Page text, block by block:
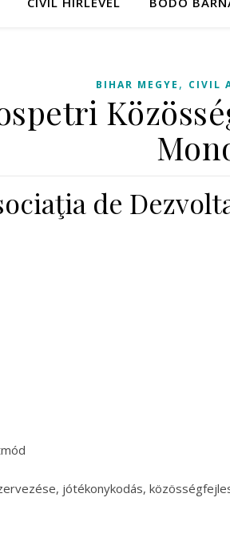
BIHAR MEGYE , CIVIL
de
jótékonykodás,